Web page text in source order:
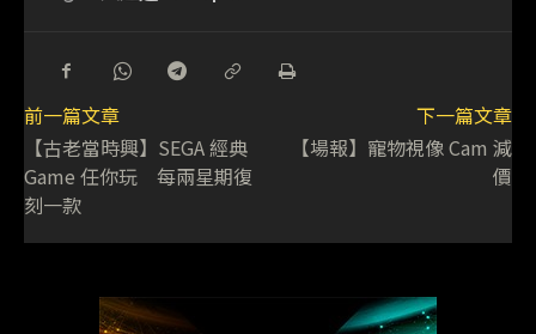
前一篇文章
【古老當時興】SEGA 經典
Game 任你玩 每兩星期復
刻一款
下一篇文章
【場報】寵物視像 Cam 減
價